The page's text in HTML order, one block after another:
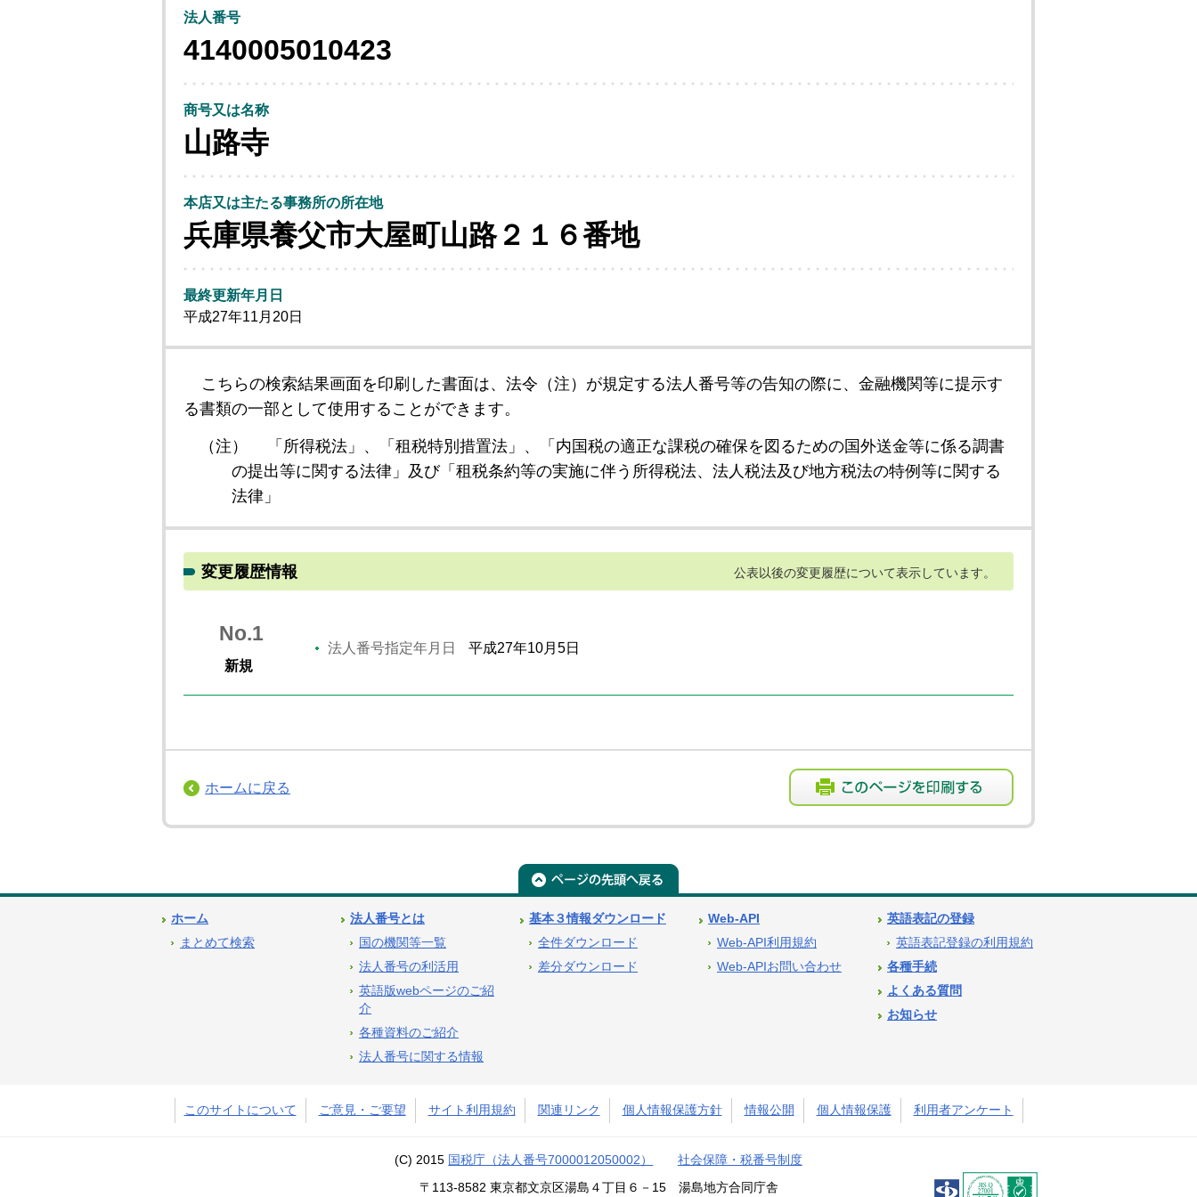
法人番号
4140005010423
商号又は名称
山路寺
本店又は主たる事務所の所在地
兵庫県養父市大屋町山路２１６番地
最終更新年月日
平成27年11月20日
こちらの検索結果画面を印刷した書面は、法令（注）が規定する法人番号等の告知の際に、金融機関等に提示す
る書類の一部として使用することができます。
（注）
「所得税法」、「租税特別措置法」、「内国税の適正な課税の確保を図るための国外送金等に係る調書
の提出等に関する法律」及び「租税条約等の実施に伴う所得税法、法人税法及び地方税法の特例等に関する
法律」
変更履歴情報 公表以後の変更履歴について表示しています。
No.1
新規
法人番号指定年月日 平成27年10月5日
ホームに戻る
ホーム
まとめて検索
法人番号とは
国の機関等一覧
法人番号の利活用
英語版webページのご紹
介
各種資料のご紹介
法人番号に関する情報
基本３情報ダウンロード
全件ダウンロード
差分ダウンロード
Web-API
Web-API利用規約
Web-APIお問い合わせ
英語表記の登録
英語表記登録の利用規約
各種手続
よくある質問
お知らせ
このサイトについて ご意見・ご要望 サイト利用規約 関連リンク 個人情報保護方針 情報公開 個人情報保護 利用者アンケート
(C) 2015 国税庁（法人番号7000012050002） 社会保障・税番号制度
〒113-8582 東京都文京区湯島４丁目６－15 湯島地方合同庁舎